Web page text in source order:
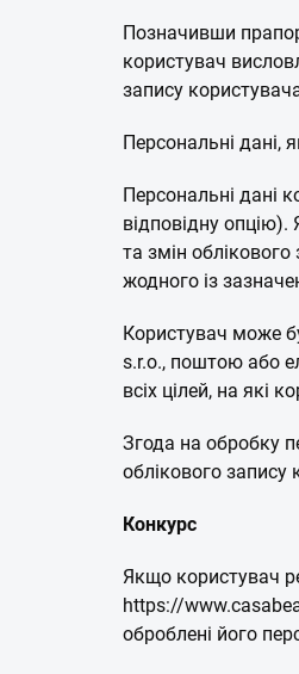
Позначивши
користувач
запису
Персональні дані,
Персональні дані
відповідну
та змін
жодного із
Користувач може
s.r.o., поштою або
всіх цілей, на які
Згода на обробку
облікового запису
Конкурс
Якщо користувач
https://
оброблені його